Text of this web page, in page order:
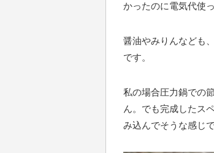
かったのに電気代使
醤油やみりんなども
です。
私の場合圧力鍋での
ん。でも完成したス
み込んでそうな感じで